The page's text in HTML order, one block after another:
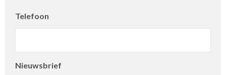
Telefoon
Nieuwsbrief